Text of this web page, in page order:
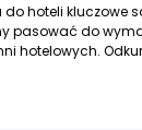
do hoteli kluczowe
pasować do
hotelowych.